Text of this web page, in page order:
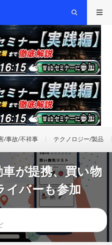
/事故/不祥事 テクノロジー/製品
が提携、買い物
イバーも参加